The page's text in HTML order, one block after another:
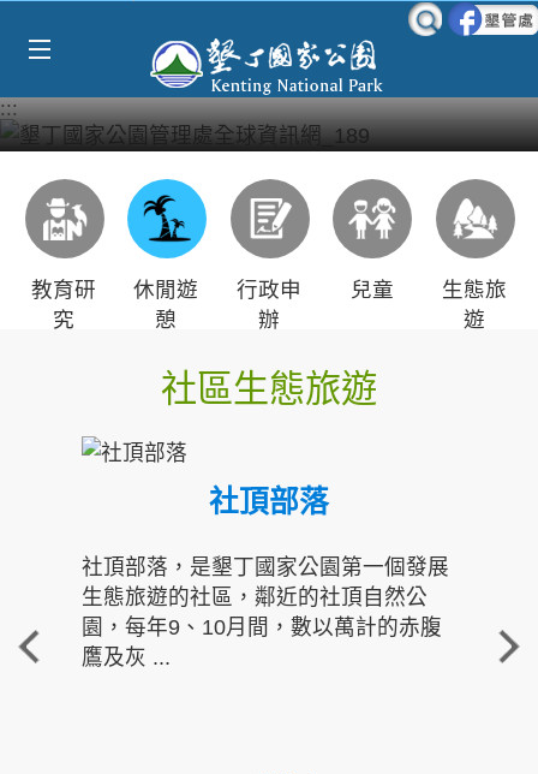
:::
教育研
究
休閒遊
憩
行政申
辦
兒童
生態旅
遊
社區生態旅遊
社頂部落
社頂部落，是墾丁國家公園第一個發展
生態旅遊的社區，鄰近的社頂自然公
園，每年9、10月間，數以萬計的赤腹
鷹及灰 ...
重
走進